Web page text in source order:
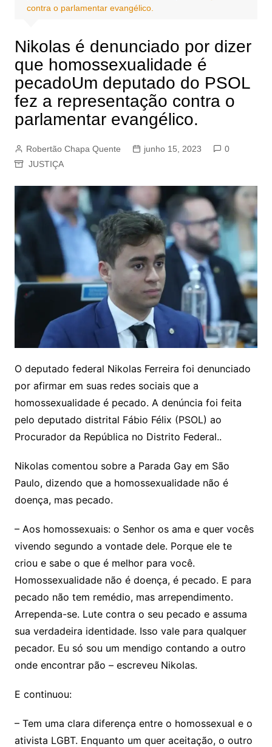
contra o parlamentar evangélico.
Nikolas é denunciado por dizer
que homossexualidade é
pecadoUm deputado do PSOL
fez a representação contra o
parlamentar evangélico.
Robertão Chapa Quente junho 15, 2023
0
JUSTIÇA
O deputado federal Nikolas Ferreira foi denunciado
por afirmar em suas redes sociais que a
homossexualidade é pecado. A denúncia foi feita
pelo deputado distrital Fábio Félix (PSOL) ao
Procurador da República no Distrito Federal..
Nikolas comentou sobre a Parada Gay em São
Paulo, dizendo que a homossexualidade não é
doença, mas pecado.
– Aos homossexuais: o Senhor os ama e quer vocês
vivendo segundo a vontade dele. Porque ele te
criou e sabe o que é melhor para você.
Homossexualidade não é doença, é pecado. E para
pecado não tem remédio, mas arrependimento.
Arrependa-se. Lute contra o seu pecado e assuma
sua verdadeira identidade. Isso vale para qualquer
pecador. Eu só sou um mendigo contando a outro
onde encontrar pão – escreveu Nikolas.
E continuou:
– Tem uma clara diferença entre o homossexual e o
ativista LGBT. Enquanto um quer aceitação, o outro